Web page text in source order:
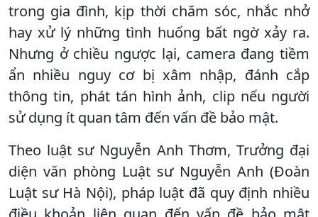
trong gia đình, kịp thời chăm sóc, nhắc nhở
hay xử lý những tình huống bất ngờ xảy ra.
Nhưng ở chiều ngược lại, camera đang tiềm
ẩn nhiều nguy cơ bị xâm nhập, đánh cắp
thông tin, phát tán hình ảnh, clip nếu người
sử dụng ít quan tâm đến vấn đề bảo mật.
Theo luật sư Nguyễn Anh Thơm, Trưởng đại
diện văn phòng Luật sư Nguyễn Anh (Đoàn
Luật sư Hà Nội), pháp luật đã quy định nhiều